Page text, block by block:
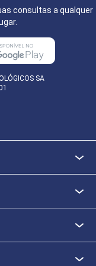
consultas a qualquer
SA